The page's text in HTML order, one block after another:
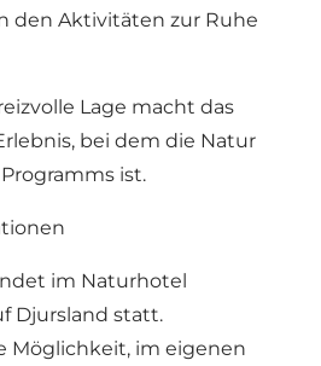
den Aktivitäten zur Ruhe
Lage macht das
bei dem die Natur
ist.
im Naturhotel
Djursland statt.
Möglichkeit, im eigenen